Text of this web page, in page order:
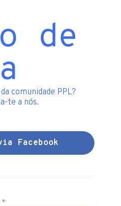
de
comunidade PPL?
te a nós.
Facebook
*